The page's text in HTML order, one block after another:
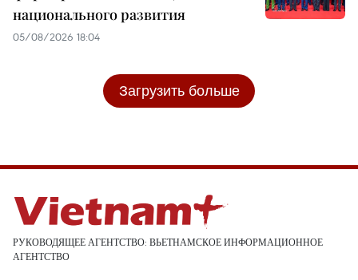
национального развития
05/08/2026 18:04
Загрузить больше
РУКОВОДЯЩЕЕ АГЕНТСТВО: ВЬЕТНАМСКОЕ ИНФОРМАЦИОННОЕ
АГЕНТСТВО